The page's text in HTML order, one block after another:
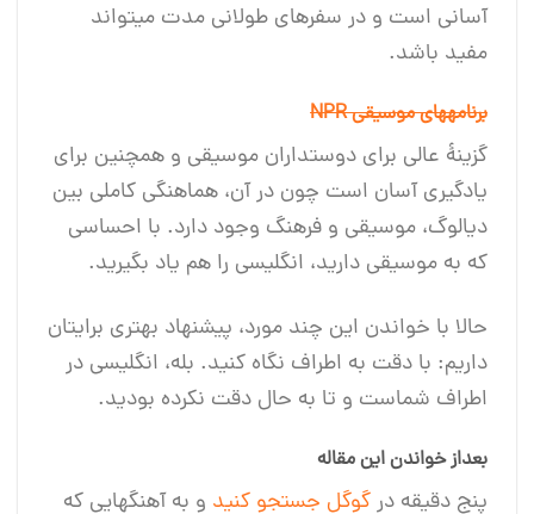
آسانی است و در سفرهای طولانی مدت می‎تواند
مفید باشد.
برنامه‎های موسیقی NPR
گزینۀ عالی برای دوستداران موسیقی و همچنین برای
یادگیری آسان است چون در آن، هماهنگی کاملی بین
دیالوگ، موسیقی و فرهنگ وجود دارد. با احساسی
که به موسیقی دارید، انگلیسی را هم یاد بگیرید.
حالا با خواندن این چند مورد، پیشنهاد بهتری برایتان
داریم: با دقت به اطراف نگاه کنید. بله، انگلیسی در
اطراف شماست و تا به حال دقت نکرده بودید.
بعداز خواندن این مقاله
پنج دقیقه درگوگل جستجو کنید و به آهنگهایی که